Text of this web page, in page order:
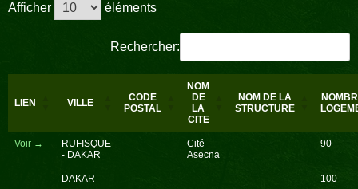
Afficher éléments
Rechercher:
LIEN VILLE
CODE
POSTAL
NOM
DE
LA
CITE
NOM DE LA
STRUCTURE
Voir →
RUFISQUE
- DAKAR
Cité
Asecna
90
DAKAR 100